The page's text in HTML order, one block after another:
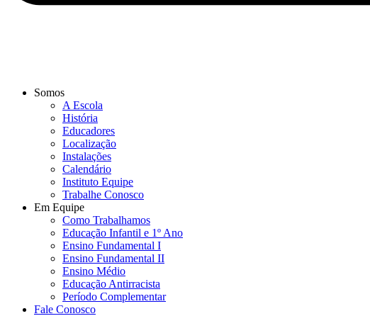
Somos
A Escola
História
Educadores
Localização
Instalações
Calendário
Instituto Equipe
Trabalhe Conosco
Em Equipe
Como Trabalhamos
Educação Infantil e 1º Ano
Ensino Fundamental I
Ensino Fundamental II
Ensino Médio
Educação Antirracista
Período Complementar
Fale Conosco